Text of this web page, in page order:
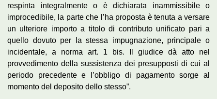
respinta integralmente o è dichiarata inammissibile o
improcedibile, la parte che l’ha proposta è tenuta a versare
un ulteriore importo a titolo di contributo unificato pari a
quello dovuto per la stessa impugnazione, principale o
incidentale, a norma art. 1 bis. Il giudice dà atto nel
provvedimento della sussistenza dei presupposti di cui al
periodo precedente e l’obbligo di pagamento sorge al
momento del deposito dello stesso”.